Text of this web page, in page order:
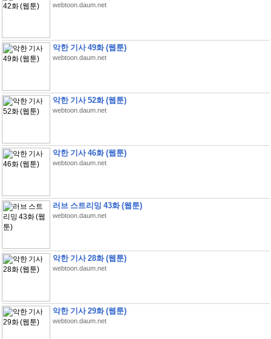
webtoon.daum.net
악한 기사 49화 (웹툰)
webtoon.daum.net
악한 기사 52화 (웹툰)
webtoon.daum.net
악한 기사 46화 (웹툰)
webtoon.daum.net
러브 스트리밍 43화 (웹툰)
webtoon.daum.net
악한 기사 28화 (웹툰)
webtoon.daum.net
악한 기사 29화 (웹툰)
webtoon.daum.net